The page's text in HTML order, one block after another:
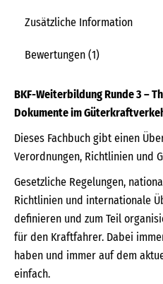
Zusätzliche Information
Bewertungen (1)
BKF-Weiterbildung Runde 3 –
Dokumente im
Dieses Fachbuch gibt einen
Verordnungen, Richtlinien und
Gesetzliche Regelungen,
Richtlinien und internationale
definieren und zum Teil
für den Kraftfahrer. Dabei
haben und immer auf dem
einfach.